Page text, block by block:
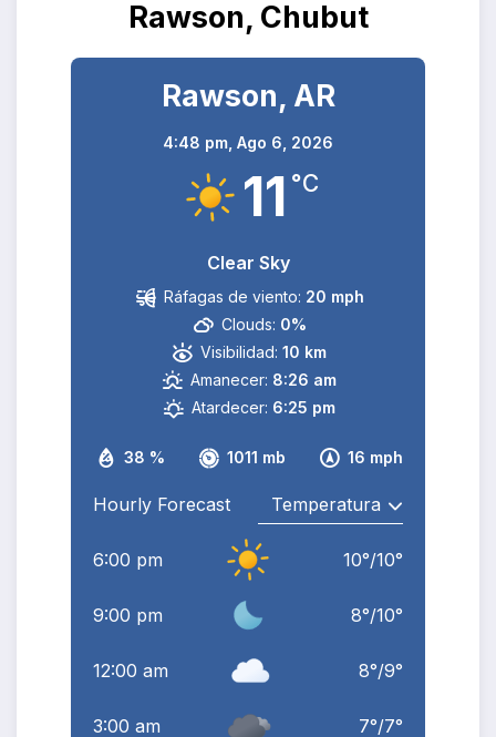
Rawson, Chubut
Rawson, AR
4:48 pm, Ago 6, 2026
11 °C
Clear Sky
38 % 1011 mb 16 mph
Ráfagas de viento: 20 mph
Clouds: 0%
Visibilidad: 10 km
Amanecer: 8:26 am
Atardecer: 6:25 pm
Hourly Forecast
6:00 pm 10°/10°
9:00 pm 8°/10°
12:00 am 8°/9°
3:00 am 7°/7°